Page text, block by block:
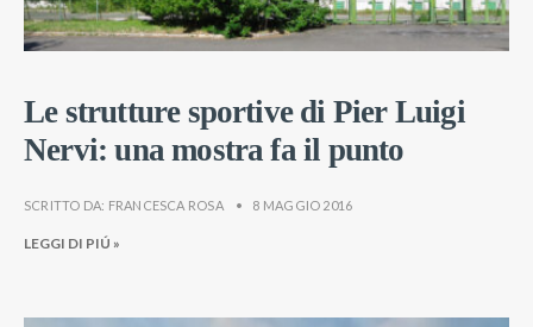
Le strutture sportive di Pier Luigi
Nervi: una mostra fa il punto
SCRITTO DA: FRANCESCA ROSA • 8 MAGGIO 2016
LEGGI DI PIÚ »